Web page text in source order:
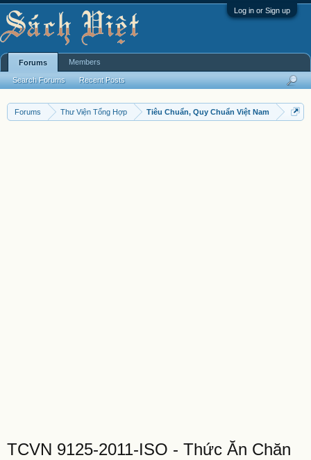
Log in or Sign up
Forums Thư Viện Tổng Hợp Tiêu Chuẩn, Quy Chuẩn Việt Nam
TCVN 9125-2011-ISO - Thức Ăn Chăn
Forums
Search Forums Recent Posts
Members